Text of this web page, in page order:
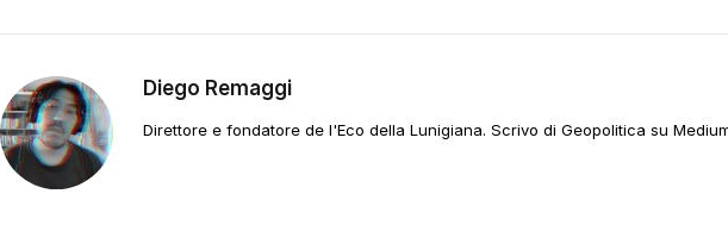
Diego Remaggi
Direttore e fondatore de l'Eco della Lunigiana. Scrivo di Geopolitica su